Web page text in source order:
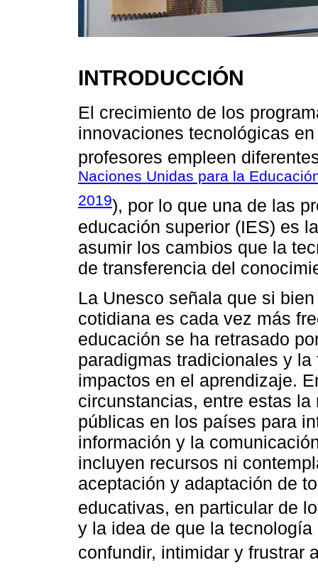
INTRODUCCIÓN
El crecimiento de los
innovaciones tecnológicas
profesores empleen
Naciones Unidas para la
2019), por lo que una de las
educación superior (IES) es
asumir los cambios que la
de transferencia del
La Unesco señala que si
cotidiana es cada vez más
educación se ha retrasado
paradigmas tradicionales y
impactos en el aprendizaje.
circunstancias, entre estas
públicas en los países para
información y la
incluyen recursos ni
aceptación y adaptación de
educativas, en particular de
y la idea de que la
confundir, intimidar y frustrar